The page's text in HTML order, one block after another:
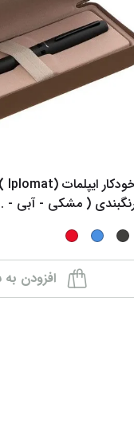
( مشکی - آبی -
افزودن